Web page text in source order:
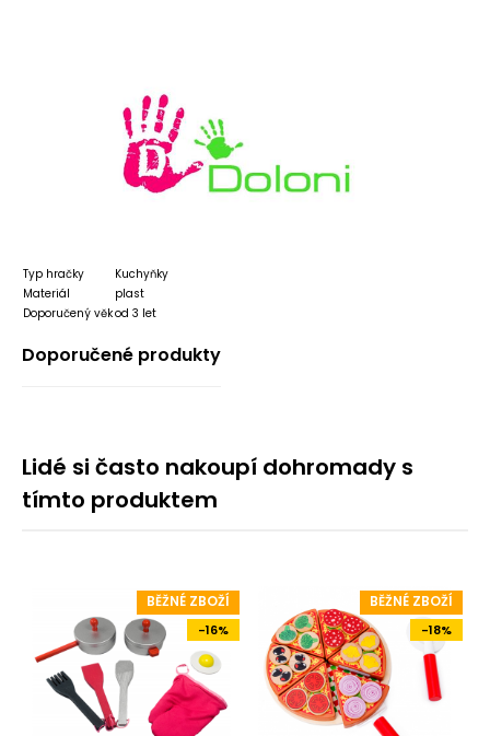
Typ hračky
Kuchyňky
Materiál
plast
Doporučený věkod 3 let
Doporučené produkty
Lidé si často nakoupí dohromady s
tímto produktem
BĚŽNÉ ZBOŽÍ
-16%
BĚŽNÉ ZBOŽÍ
-18%